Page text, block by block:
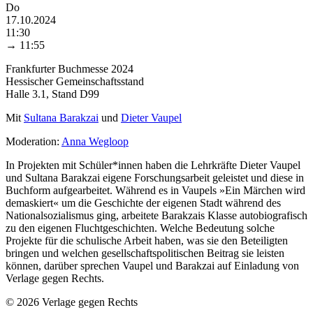
Do
17.10.2024
11:30
→ 11:55
Frankfurter Buchmesse 2024
Hessischer Gemeinschaftsstand
Halle 3.1, Stand D99
Mit Sultana Barakzai und Dieter Vaupel
Moderation: Anna Wegloop
In Projekten mit Schüler*innen haben die Lehrkräfte Dieter Vaupel
und Sultana Barakzai eigene Forschungsarbeit geleistet und diese in
Buchform aufgearbeitet. Während es in Vaupels »Ein Märchen wird
demaskiert« um die Geschichte der eigenen Stadt während des
Nationalsozialismus ging, arbeitete Barakzais Klasse autobiografisch
zu den eigenen Fluchtgeschichten. Welche Bedeutung solche
Projekte für die schulische Arbeit haben, was sie den Beteiligten
bringen und welchen gesellschaftspolitischen Beitrag sie leisten
können, darüber sprechen Vaupel und Barakzai auf Einladung von
Verlage gegen Rechts.
© 2026 Verlage gegen Rechts